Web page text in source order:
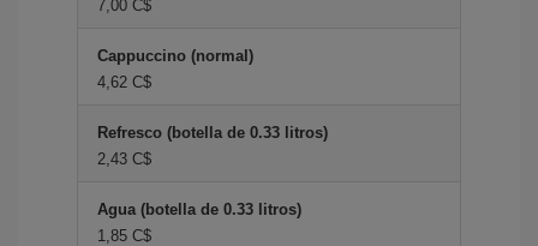
7,00 C$
Cappuccino (normal)
4,62 C$
Refresco (botella de 0.33 litros)
2,43 C$
Agua (botella de 0.33 litros)
1,85 C$